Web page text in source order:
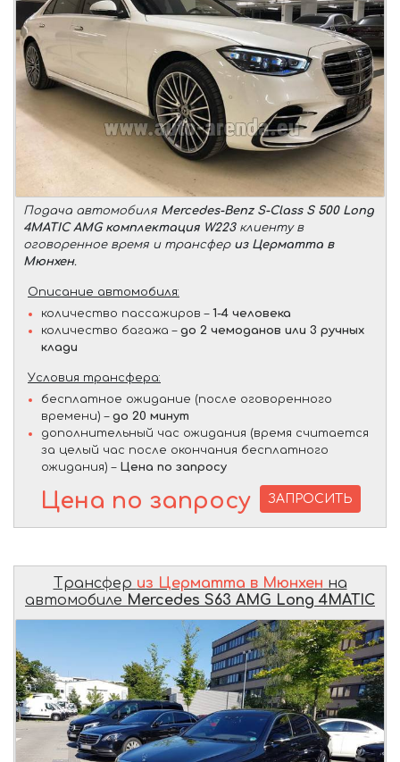
Подача автомобиля Mercedes-Benz S-Class S 500 Long
4MATIC AMG комплектация W223клиенту в
оговоренное время и трансфер из Церматта в
Мюнхен.
Описание автомобиля:
количество пассажиров – 1-4 человека
количество багажа – до 2 чемоданов или 3 ручных
клади
Условия трансфера:
бесплатное ожидание (после оговоренного
времени) – до 20 минут
дополнительный час ожидания (время считается
за целый час после окончания бесплатного
ожидания) – Цена по запросу
Цена по запросу ЗАПРОСИТЬ
Трансфер из Церматта в Мюнхен на
автомобиле Mercedes S63 AMG Long 4MATIC